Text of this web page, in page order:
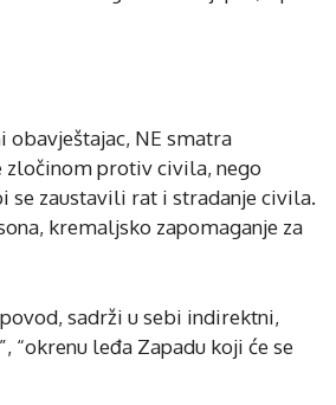
NE smatra
zločinom protiv civila, nego
se zaustavili rat i stradanje civila.
kremaljsko zapomaganje za
sadrži u sebi indirektni,
“okrenu leđa Zapadu koji će se